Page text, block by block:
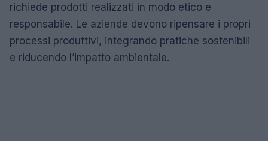
richiede prodotti realizzati in modo etico e
responsabile. Le aziende devono ripensare i propri
processi produttivi, integrando pratiche sostenibili
e riducendo l’impatto ambientale.